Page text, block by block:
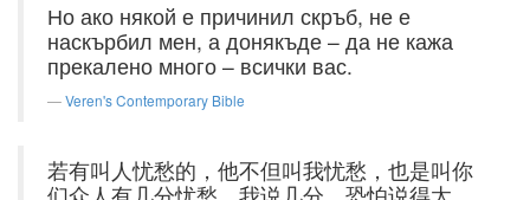
Но ако някой е причинил скръб, не е
наскърбил мен, а донякъде – да не кажа
прекалено много – всички вас.
Veren's Contemporary Bible
若有叫人忧愁的，他不但叫我忧愁，也是叫你